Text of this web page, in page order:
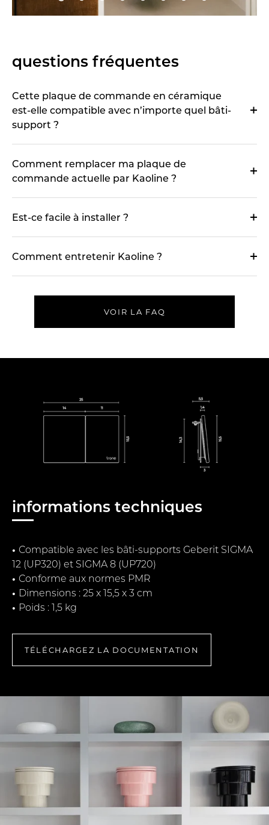
questions fréquentes
Cette plaque de commande en céramique
est-elle compatible avec n’importe quel bâti-
support ?
Comment remplacer ma plaque de
commande actuelle par Kaoline ?
Est-ce facile à installer ?
Comment entretenir Kaoline ?
VOIR LA FAQ
informations techniques
• Compatible avec les bâti-supports Geberit SIGMA
12 (UP320) et SIGMA 8 (UP720)
• Conforme aux normes PMR
• Dimensions : 25 x 15,5 x 3 cm
• Poids : 1,5 kg
TÉLÉCHARGEZ LA DOCUMENTATION